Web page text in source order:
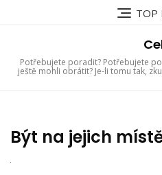
TOP
Potřebujete poradit? Potřebujete
ještě mohli obrátit? Je-li tomu tak,
Být na jejich